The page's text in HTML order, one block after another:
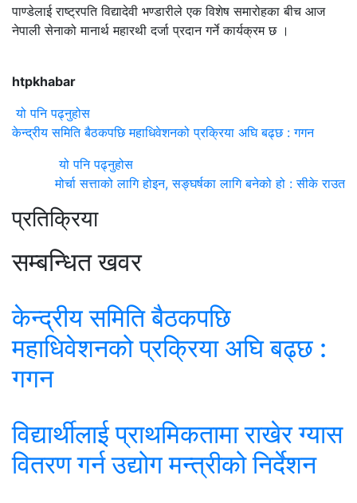
पाण्डेलाई राष्ट्रपति विद्यादेवी भण्डारीले एक विशेष समारोहका बीच आज
नेपाली सेनाको मानार्थ महारथी दर्जा प्रदान गर्ने कार्यक्रम छ ।
htpkhabar
यो पनि पढ्नुहोस
केन्द्रीय समिति बैठकपछि महाधिवेशनको प्रक्रिया अघि बढ्छ : गगन
यो पनि पढ्नुहोस
मोर्चा सत्ताको लागि होइन, सङ्घर्षका लागि बनेको हो : सीके राउत
प्रतिक्रिया
सम्बन्धित खवर
केन्द्रीय समिति बैठकपछि
महाधिवेशनको प्रक्रिया अघि बढ्छ :
गगन
विद्यार्थीलाई प्राथमिकतामा राखेर ग्यास
वितरण गर्न उद्योग मन्त्रीको निर्देशन